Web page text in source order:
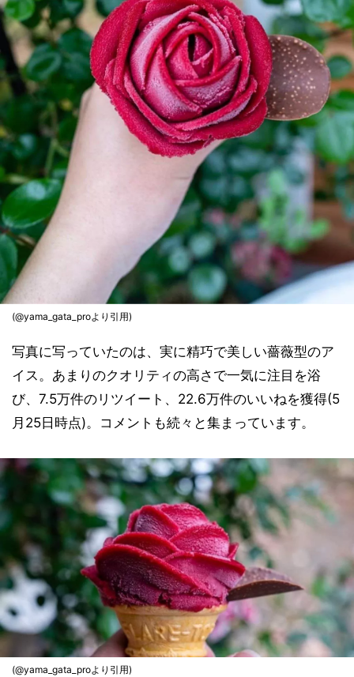
(@yama_gata_proより引用)
写真に写っていたのは、実に精巧で美しい薔薇型のア
イス。あまりのクオリティの高さで一気に注目を浴
び、7.5万件のリツイート、22.6万件のいいねを獲得(5
月25日時点)。コメントも続々と集まっています。
(@yama_gata_proより引用)